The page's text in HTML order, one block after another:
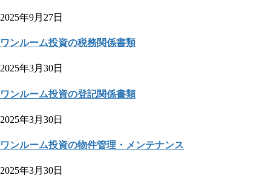
2025年9月27日
ワンルーム投資の税務関係書類
2025年3月30日
ワンルーム投資の登記関係書類
2025年3月30日
ワンルーム投資の物件管理・メンテナンス
2025年3月30日